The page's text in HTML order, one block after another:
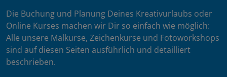
Die Buchung und Planung Deines Kreativurlaubs oder
Online Kurses machen wir Dir so einfach wie möglich:
Alle unsere Malkurse, Zeichenkurse und Fotoworkshops
sind auf diesen Seiten ausführlich und detailliert
beschrieben.